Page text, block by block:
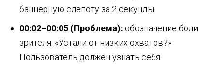
баннерную слепоту за 2 секунды.
00:02–00:05 (Проблема): обозначение боли
зрителя. «Устали от низких охватов?»
Пользователь должен узнать себя.